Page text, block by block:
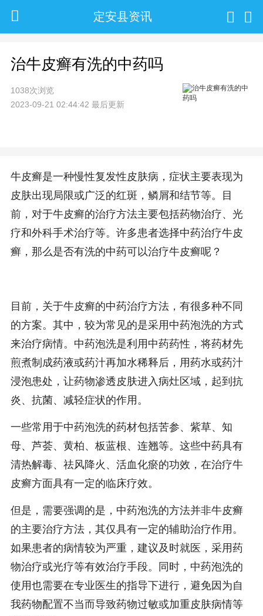
定安县资讯
治牛皮癣有洗的中药吗
1038次浏览
2023-09-21 02:44:42 最后更新
牛皮癣是一种慢性复发性皮肤病，症状主要表现为
皮肤出现局限或广泛的红斑，鳞屑和结节等。目
前，对于牛皮癣的治疗方法主要包括药物治疗、光
疗和外科手术治疗等。许多患者选择中药治疗牛皮
癣，那么是否有洗的中药可以治疗牛皮癣呢？
目前，关于牛皮癣的中药治疗方法，有很多种不同
的方案。其中，较为常见的是采用中药泡洗的方式
来治疗病情。中药泡洗是利用中药药性，将药材先
煎煮制成药液或药汁再加水稀释后，用药水或药汁
浸泡患处，让药物渗透皮肤进入病灶区域，起到抗
炎、抗菌、减轻症状的作用。
一些常用于中药泡洗的药材包括苦参、紫草、知
母、芦荟、黄柏、板蓝根、连翘等。这些中药具有
清热解毒、祛风降火、活血化瘀的功效，在治疗牛
皮癣方面具有一定的临床疗效。
但是，需要强调的是，中药泡洗的方法并非牛皮癣
的主要治疗方法，其仅具有一定的辅助治疗作用。
如果患者的病情较为严重，建议及时就医，采用药
物治疗或光疗等有效治疗手段。同时，中药泡洗的
使用也需要在专业医生的指导下进行，避免因为自
我药物配置不当而导致药物过敏或加重皮肤病情等